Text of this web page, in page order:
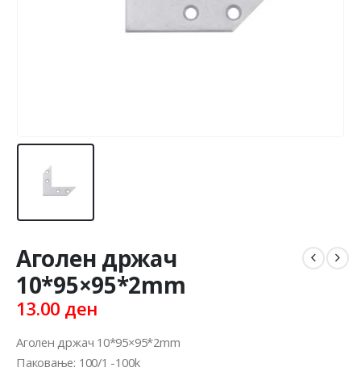
Аголен држач
10*95×95*2mm
13.00 ден
Аголен држач 10*95×95*2mm
Паковање: 100/1 -100k